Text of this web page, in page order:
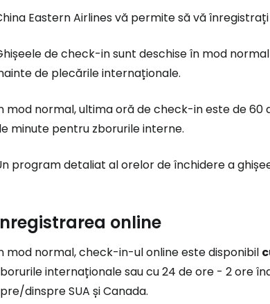
Eastern Airlines vă permite să vă
de check-in sunt deschise în mod
de plecările internaționale.
mod normal, ultima oră de check-in este de
minute pentru zborurile interne.
program detaliat al orelor de închidere a
online
mod normal, check-in-ul online este disponibil
internaționale sau cu 24 de ore - 2 ore
dinspre SUA și Canada.